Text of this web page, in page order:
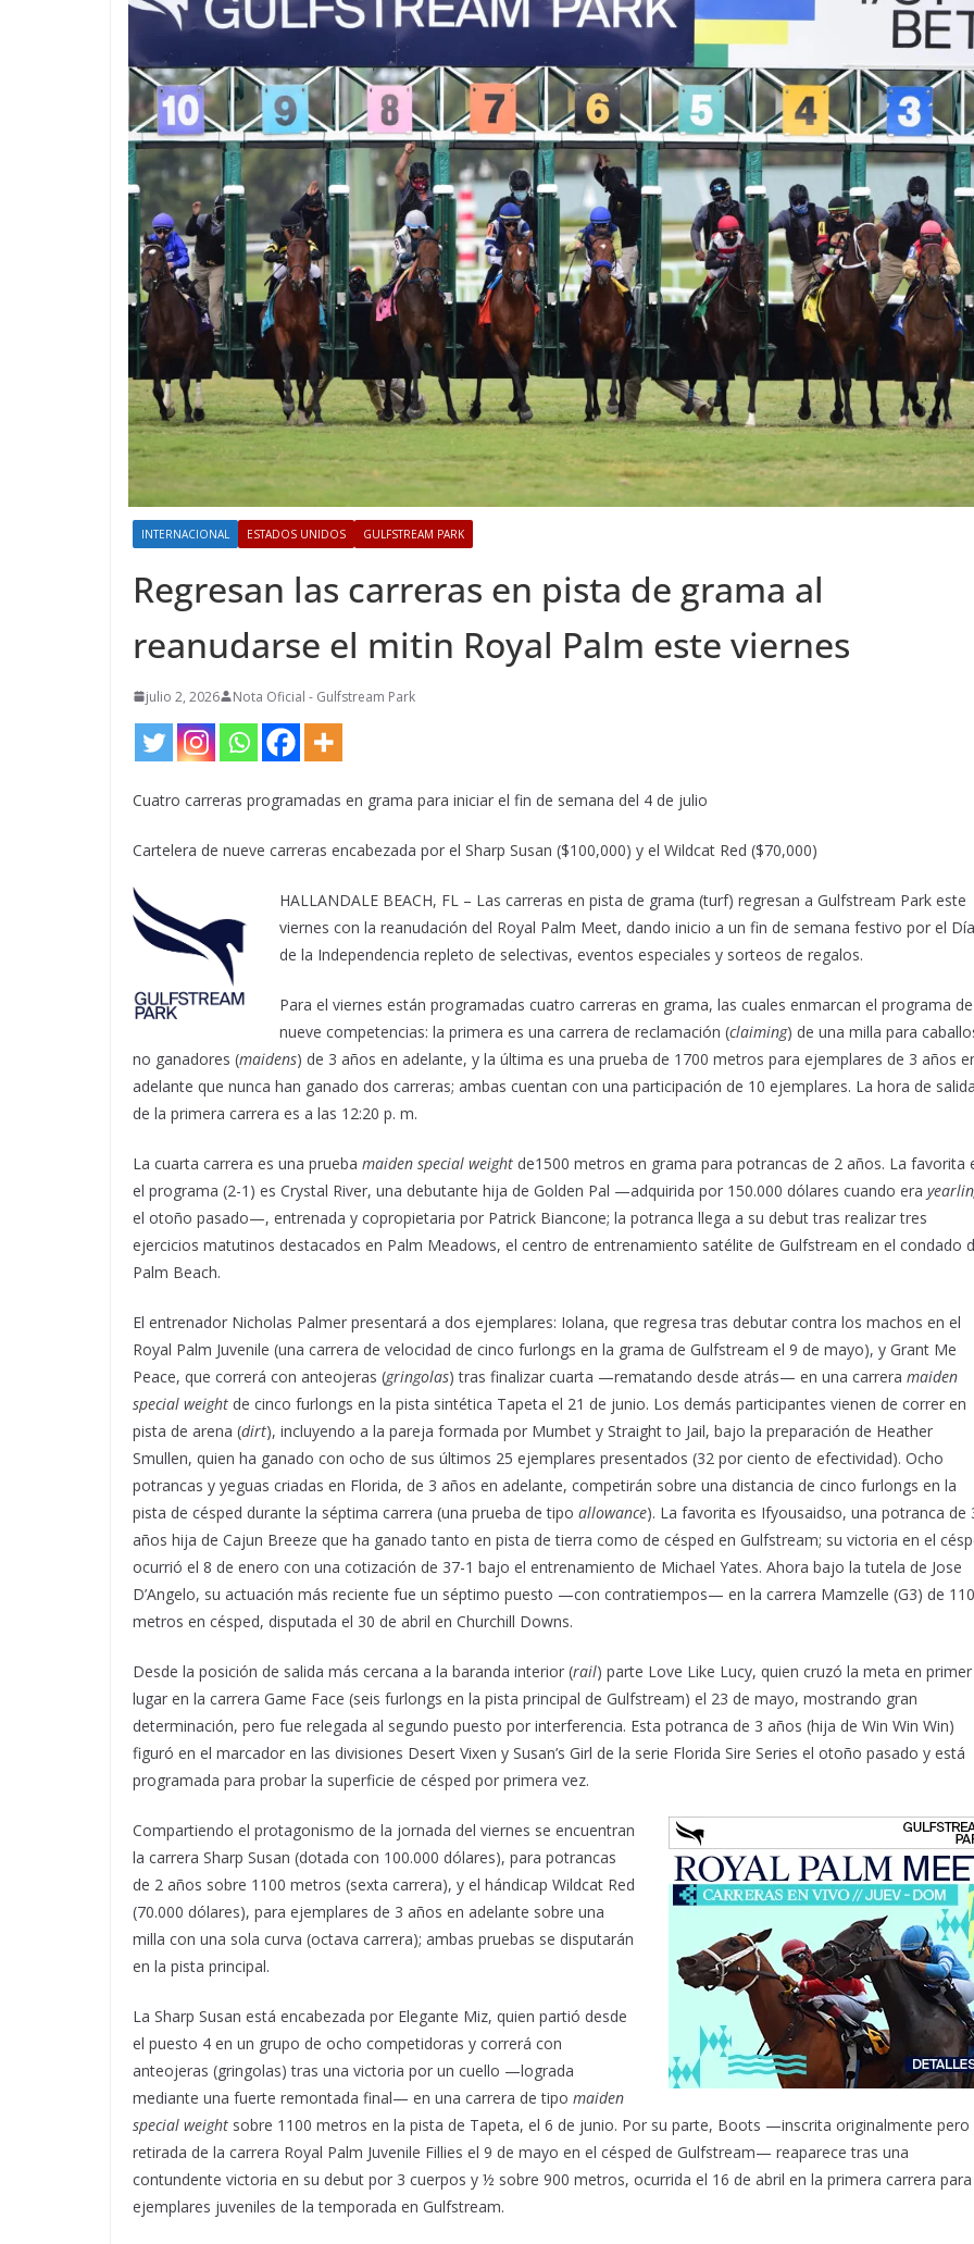
INTERNACIONAL ESTADOS UNIDOS GULFSTREAM PARK
Regresan las carreras en pista de grama al
reanudarse el mitin Royal Palm este viernes
julio 2, 2026 Nota Oficial - Gulfstream Park
Cuatro carreras programadas en grama para iniciar el fin de semana del 4 de julio
Cartelera de nueve carreras encabezada por el Sharp Susan ($100,000) y el Wildcat Red ($70,000)
HALLANDALE BEACH, FL – Las carreras en pista de grama (turf) regresan a Gulfstream Park este
viernes con la reanudación del Royal Palm Meet, dando inicio a un fin de semana festivo por el Día
de la Independencia repleto de selectivas, eventos especiales y sorteos de regalos.
Para el viernes están programadas cuatro carreras en grama, las cuales enmarcan el programa de
nueve competencias: la primera es una carrera de reclamación (claiming) de una milla para
no ganadores (maidens) de 3 años en adelante, y la última es una prueba de 1700 metros para ejemplares de 3 años
adelante que nunca han ganado dos carreras; ambas cuentan con una participación de 10 ejemplares. La hora de
de la primera carrera es a las 12:20 p. m.
La cuarta carrera es una prueba maiden special weight de1500 metros en grama para potrancas de 2 años. La favorita
el programa (2-1) es Crystal River, una debutante hija de Golden Pal —adquirida por 150.000 dólares cuando era
el otoño pasado—, entrenada y copropietaria por Patrick Biancone; la potranca llega a su debut tras realizar tres
ejercicios matutinos destacados en Palm Meadows, el centro de entrenamiento satélite de Gulfstream en el condado
Palm Beach.
El entrenador Nicholas Palmer presentará a dos ejemplares: Iolana, que regresa tras debutar contra los machos en el
Royal Palm Juvenile (una carrera de velocidad de cinco furlongs en la grama de Gulfstream el 9 de mayo), y Grant Me
Peace, que correrá con anteojeras (gringolas) tras finalizar cuarta —rematando desde atrás— en una carrera maiden
special weight de cinco furlongs en la pista sintética Tapeta el 21 de junio. Los demás participantes vienen de correr en
pista de arena (dirt), incluyendo a la pareja formada por Mumbet y Straight to Jail, bajo la preparación de Heather
Smullen, quien ha ganado con ocho de sus últimos 25 ejemplares presentados (32 por ciento de efectividad). Ocho
potrancas y yeguas criadas en Florida, de 3 años en adelante, competirán sobre una distancia de cinco furlongs en la
pista de césped durante la séptima carrera (una prueba de tipo allowance). La favorita es Ifyousaidso, una potranca de
años hija de Cajun Breeze que ha ganado tanto en pista de tierra como de césped en Gulfstream; su victoria en el
ocurrió el 8 de enero con una cotización de 37-1 bajo el entrenamiento de Michael Yates. Ahora bajo la tutela de Jose
D’Angelo, su actuación más reciente fue un séptimo puesto —con contratiempos— en la carrera Mamzelle (G3) de
metros en césped, disputada el 30 de abril en Churchill Downs.
Desde la posición de salida más cercana a la baranda interior (rail) parte Love Like Lucy, quien cruzó la meta en primer
lugar en la carrera Game Face (seis furlongs en la pista principal de Gulfstream) el 23 de mayo, mostrando gran
determinación, pero fue relegada al segundo puesto por interferencia. Esta potranca de 3 años (hija de Win Win Win)
figuró en el marcador en las divisiones Desert Vixen y Susan’s Girl de la serie Florida Sire Series el otoño pasado y está
programada para probar la superficie de césped por primera vez.
Compartiendo el protagonismo de la jornada del viernes se encuentran
la carrera Sharp Susan (dotada con 100.000 dólares), para potrancas
de 2 años sobre 1100 metros (sexta carrera), y el hándicap Wildcat Red
(70.000 dólares), para ejemplares de 3 años en adelante sobre una
milla con una sola curva (octava carrera); ambas pruebas se disputarán
en la pista principal.
La Sharp Susan está encabezada por Elegante Miz, quien partió desde
el puesto 4 en un grupo de ocho competidoras y correrá con
anteojeras (gringolas) tras una victoria por un cuello —lograda
mediante una fuerte remontada final— en una carrera de tipo maiden
special weight sobre 1100 metros en la pista de Tapeta, el 6 de junio. Por su parte, Boots —inscrita originalmente pero
retirada de la carrera Royal Palm Juvenile Fillies el 9 de mayo en el césped de Gulfstream— reaparece tras una
contundente victoria en su debut por 3 cuerpos y ½ sobre 900 metros, ocurrida el 16 de abril en la primera carrera para
ejemplares juveniles de la temporada en Gulfstream.